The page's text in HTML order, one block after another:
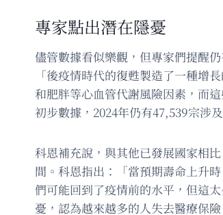
專家點出潛在隱憂
儘管數據看似樂觀，但專家們提醒
「後疫情時代的復甦製造了一種增
和肥胖等心血管代謝風險因素，而
初步數據，2024年仍有47,539宗涉
科恩補充說，與其他已發展國家相
間。科恩指出：「當預期壽命上升
們可能回到了疫情前的水平，但這
憂，認為越來越多的人失去醫療保